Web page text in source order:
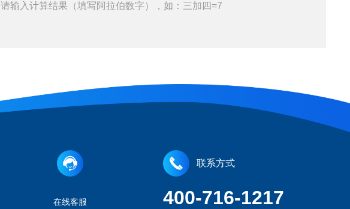
请输入计算结果（填写阿拉伯数字），如：三加四=7
在线客服
联系方式
400-716-1217